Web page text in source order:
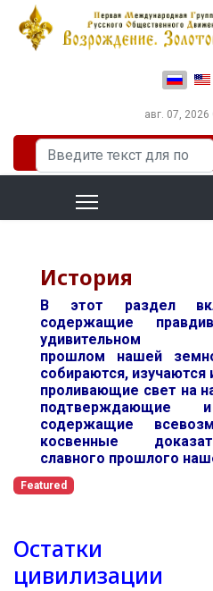
Выберите
авг. 07, 2026
Искать...
История
В этот раздел
содержащие
удивительном
прошлом нашей
собираются, изучаются
проливающие свет на
содержащие
косвенные
славного прошлого
Featured
Остатки
цивилизации